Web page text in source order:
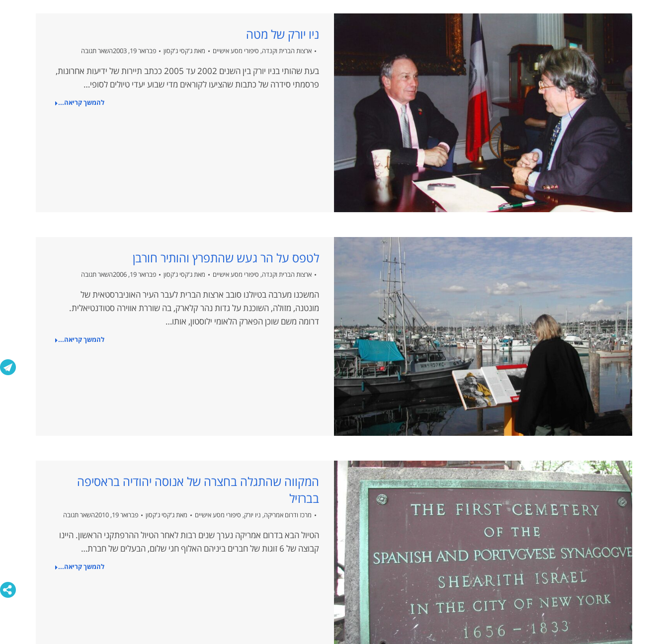
ניו יורק של מטה
ארצות הברית וקנדה, סיפורי מסע אישיים מאתג'קסי ג'קסון פברואר 19, 2003 השאר תגובה
בעת שהותי בניו יורק בין השנים 2002 עד 2005 ככתב תיירות של ידיעות אחרונות,
פרסמתי סידרה של כתבות שהציעו לקוראים מדי שבוע יעדי טיולים לסופי…
להמשך קריאה...
לטפס על הר געש שהתפרץ והותיר חורבן
ארצות הברית וקנדה, סיפורי מסע אישיים מאתג'קסי ג'קסון פברואר 19, 2006 השאר תגובה
המשכנו מערבה בטיולנו סובב ארצות הברית לעבר העיר האוניברסטאית של
מונטנה, מזולה, השוכנת על גדות נהר קלארק, בה שוררת אווירה סטודנטיאלית.
דרומה משם שוכן הפארק הלאומי ילוסטון, אותו…
להמשך קריאה...
המקווה שהתגלה בחצרה של אנוסה יהודיה בראסיפה
בברזיל
מרכז ודרום אמריקה, ניו יורק, סיפורי מסע אישיים מאתג'קסי ג'קסון פברואר 19, 2010 השאר תגובה
הטיול הבא בדרום אמריקה נערך שנים רבות לאחר הטיול ההרפתקני הראשון. היינו
קבוצה של 6 זוגות של חברים ביניהם האלוף חגי שלום, הבעלים של חברת…
להמשך קריאה...